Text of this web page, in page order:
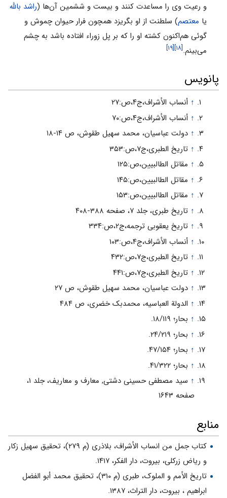
و رعیت وى را مساعدت کنند و بیست و ششمین آن‌ها (راشد بالله
یا معتصم) سلطنت از او بگریزد همچون فرار حیوان چموش و
گوئى هم‌اکنون کشته او را که بر پل زوراء افتاده باشد به چشم
مى‌بینم.[۱۸] [۱۹]
پانویس
↑ أنساب ‏الأشراف،ج‏۴،ص:۲۷
↑ أنساب‏ الأشراف،ج‏۴،ص:۷۰
↑ دولت عباسیان، محمد سهیل طقوش، ص ۱۴-۱۸
↑ تاریخ‏ الطبری،ج‏۷،ص:۳۵۳
↑ مقاتل‏ الطالبیین،ص:۱۲۵
↑ مقاتل‏ الطالبیین،ص:۱۴۵
↑ مقاتل‏ الطالبیین،ص:۱۵۳
↑ تاریخ طبری، جلد ۷، صفحه ۳۸۸-۴۰۸
↑ تاریخ‏ یعقوبى ترجمه،ج‏۲،ص:۳۳۴
↑ أنساب‏ الأشراف،ج‏۴،ص:۱۰۳
↑ تاریخ‏ الطبری،ج‏۷،ص:۴۳۲
↑ تاریخ‏ الطبری،ج‏۷،ص:۴۴۱
↑ دولت عباسیان، محمد سهیل طقوش، ص ۲۷
↑ الدولة العباسیه، محمدبک خضری، ص ۴۸۴
↑ بحار؛ ۱۸/۱۱۹.
↑ بحار؛ ۲۴/۲۱۹.
↑ بحار؛ ۴۷/۱۵۴.
↑ بحار؛ ۴۱/۳۲۲.
↑
سید مصطفی حسینی دشتی, معارف و معاریف، جلد ۱،
صفحه ۱۶۴۳
منابع
کتاب جمل من انساب الأشراف، بلاذرى (م ۲۷۹)، تحقیق سهیل زکار
و ریاض زرکلى، بیروت، دار الفکر، ۱۴۱۷.
تاریخ الأمم و الملوک، طبری (م ۳۱۰)، تحقیق محمد أبو الفضل
ابراهیم ، بیروت، دار التراث، ۱۳۸۷.